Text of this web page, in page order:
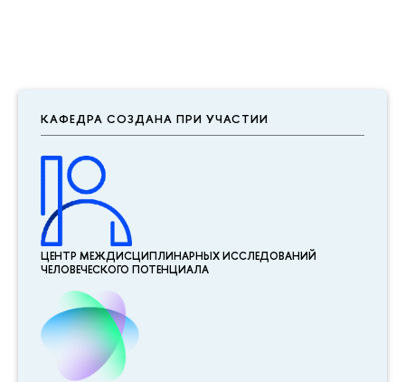
КАФЕДРА СОЗДАНА ПРИ УЧАСТИИ
ЦЕНТР МЕЖДИСЦИПЛИНАР­НЫХ ИССЛЕДОВАНИЙ
ЧЕЛОВЕЧЕСКОГО ПОТЕНЦИАЛА